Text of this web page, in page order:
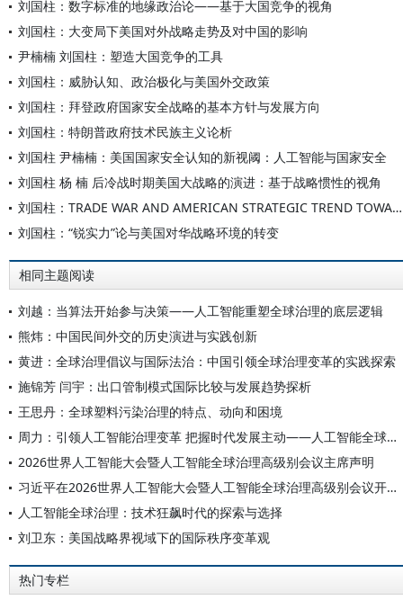
刘国柱：数字标准的地缘政治论——基于大国竞争的视角
刘国柱：大变局下美国对外战略走势及对中国的影响
尹楠楠 刘国柱：塑造大国竞争的工具
刘国柱：威胁认知、政治极化与美国外交政策
刘国柱：拜登政府国家安全战略的基本方针与发展方向
刘国柱：特朗普政府技术民族主义论析
刘国柱 尹楠楠：美国国家安全认知的新视阈：人工智能与国家安全
刘国柱 杨 楠 后冷战时期美国大战略的演进：基于战略惯性的视角
刘国柱：TRADE WAR AND AMERICAN STRATEGIC TREND TOWARDS CHINA
刘国柱：“锐实力”论与美国对华战略环境的转变
相同主题阅读
刘越：当算法开始参与决策——人工智能重塑全球治理的底层逻辑
熊炜：中国民间外交的历史演进与实践创新
黄进：全球治理倡议与国际法治：中国引领全球治理变革的实践探索
施锦芳 闫宇：出口管制模式国际比较与发展趋势探析
王思丹：全球塑料污染治理的特点、动向和困境
周力：引领人工智能治理变革 把握时代发展主动——人工智能全球治理的中国担当与世界意义
2026世界人工智能大会暨人工智能全球治理高级别会议主席声明
习近平在2026世界人工智能大会暨人工智能全球治理高级别会议开幕式上的主旨讲话（全文）
人工智能全球治理：技术狂飙时代的探索与选择
刘卫东：美国战略界视域下的国际秩序变革观
热门专栏